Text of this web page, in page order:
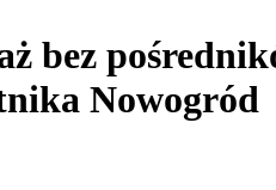
bez
Nowogród